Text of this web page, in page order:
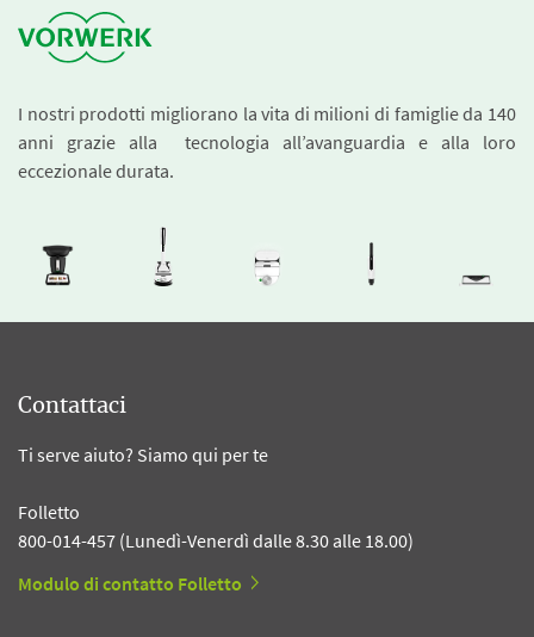
I nostri prodotti migliorano la vita di milioni di famiglie da 140
anni grazie alla tecnologia all’avanguardia e alla loro
eccezionale durata.
Contattaci
Ti serve aiuto? Siamo qui per te
Folletto
800-014-457 (Lunedì-Venerdì dalle 8.30 alle 18.00)
Modulo di contatto Folletto